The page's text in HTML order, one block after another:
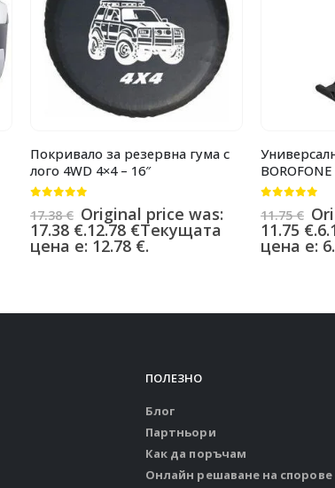
Покривало за резервна гума с
лого 4WD 4×4 – 16″
17.38€ Original price was:
17.38 €.12.78 €Текущата
цена е: 12.78 €.
11.75€
11.75 €.
цена е:
ПОЛЕЗНО
Блог
Партньори
Как да поръчам
Онлайн решаване на спорове